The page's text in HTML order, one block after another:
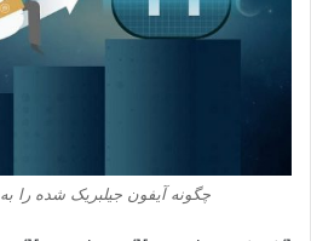
چگونه آیفون جیلبریک شده را به iOS 11 ارتقا دهیم؟